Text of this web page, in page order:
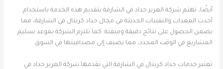
أيضًا، تهتم شركة الغرير حداد في الشارقة بتقديم هذه الخدمة باستخدام
أحدث المعدات والتقنيات الحديثة في مجال حداد كريتال في الشارقة، مما
يضمن الحصول على نتائج دقيقة ومتقنة. كما تلتزم الشركة بموعد تسليم
المشاريع في الوقت المحدد، مما يضيف إلى مصداقيتها في السوق.
تعتبر خدمات حداد كريتال في الشارقة التي تقدمها شركة الغرير حداد في